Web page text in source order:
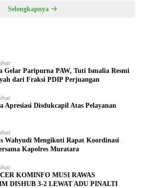
Selengkapnya
Gelar Paripurna PAW, Tuti Ismalia Resmi
dari Fraksi PDIP Perjuangan
Apresiasi Disdukcapil Atas Pelayanan
Wahyudi Mengikuti Rapat Koordinasi
Kapolres Muratara
KOMINFO MUSI RAWAS
DISHUB 3-2 LEWAT ADU PINALTI